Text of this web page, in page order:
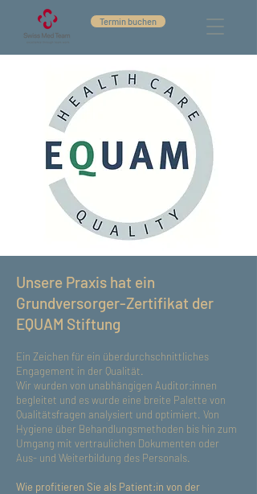
Termin buchen
Unsere Praxis hat ein
Grundversorger-Zertifikat der
EQUAM Stiftung
​Ein Zeichen für ein überdurchschnittliches
Engagement in der Qualität.
Wir wurden von unabhängigen Auditor:innen
begleitet und es wurde eine breite Palette von
Qualitätsfragen analysiert und optimiert. Von
Hygiene über Behandlungsmethoden bis hin zum
Umgang mit vertraulichen Dokumenten oder
Aus- und Weiterbildung des Personals.
Wie profitieren Sie als Patient:in von der